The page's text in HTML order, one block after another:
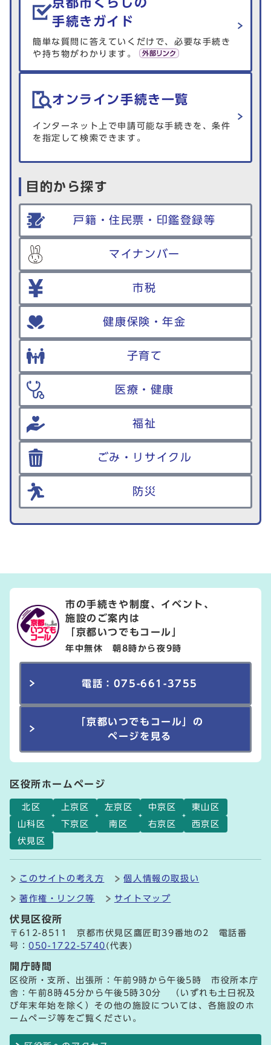
手続きガイド
簡単な質問に答えていくだけで、必要な手続き
や持ち物がわかります。
オンライン手続き一覧
インターネット上で申請可能な手続きを、条件
を指定して検索できます。
目的から探す
戸籍・住民票・印鑑登録等
マイナンバー
市税
健康保険・年金
子育て
医療・健康
福祉
ごみ・リサイクル
防災
市の手続きや制度、イベント、
施設のご案内は
「京都いつでもコール」
年中無休 朝8時から夜9時
電話：075-661-3755
「京都いつでもコール」の
ページを見る
区役所ホームページ
北区 上京区 左京区 中京区
東山区
山科区
下京区 南区 右京区
西京区
伏見区
このサイトの考え方 個人情報の取扱い
著作権・リンク等 サイトマップ
伏見区役所
〒612-8511 京都市伏見区鷹匠町39番地の2 電話番
号：050-1722-5740 (代表)
開庁時間
区役所・支所、出張所：午前9時から午後5時 市役所本庁
舎：午前8時45分から午後5時30分 （いずれも土日祝及
び年末年始を除く）その他の施設については、各施設のホ
ームページ等をご覧ください。